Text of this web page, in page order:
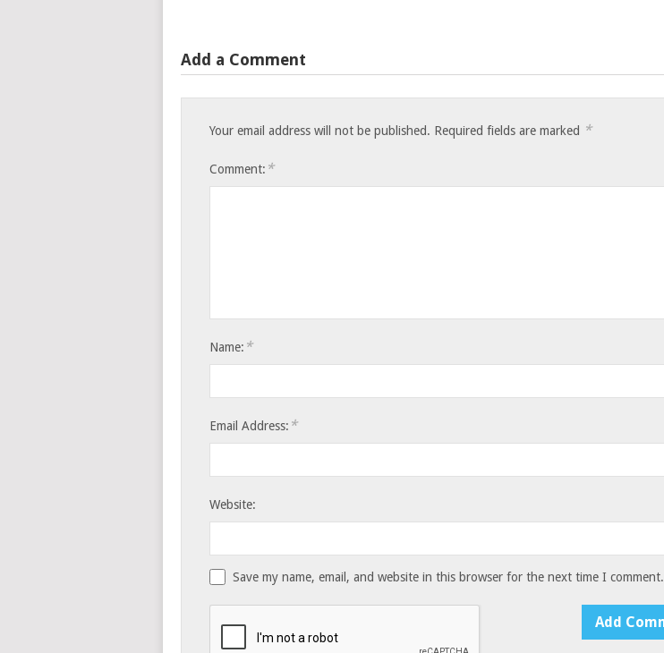
Add a Comment
Your email address will not be published. Required fields are marked *
Comment: *
Name: *
Email Address: *
Website:
Save my name, email, and website in this browser for the next time I comment.